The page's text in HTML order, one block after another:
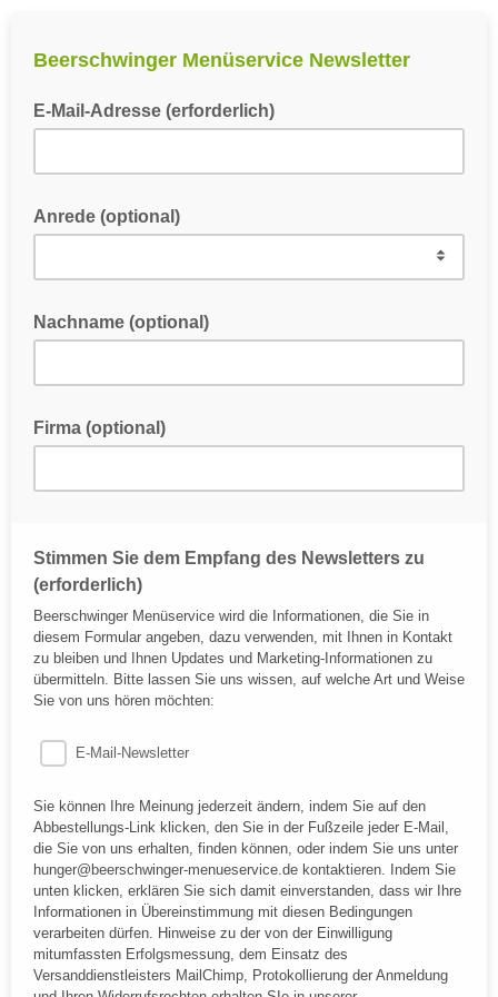
Beerschwinger Menüservice Newsletter
E-Mail-Adresse (erforderlich)
Anrede (optional)
Nachname (optional)
Firma (optional)
Stimmen Sie dem Empfang des Newsletters zu
(erforderlich)
Beerschwinger Menüservice wird die Informationen, die Sie in
diesem Formular angeben, dazu verwenden, mit Ihnen in Kontakt
zu bleiben und Ihnen Updates und Marketing-Informationen zu
übermitteln. Bitte lassen Sie uns wissen, auf welche Art und Weise
Sie von uns hören möchten:
E-Mail-Newsletter
Sie können Ihre Meinung jederzeit ändern, indem Sie auf den
Abbestellungs-Link klicken, den Sie in der Fußzeile jeder E-Mail,
die Sie von uns erhalten, finden können, oder indem Sie uns unter
hunger@beerschwinger-menueservice.de kontaktieren. Indem Sie
unten klicken, erklären Sie sich damit einverstanden, dass wir Ihre
Informationen in Übereinstimmung mit diesen Bedingungen
verarbeiten dürfen. Hinweise zu der von der Einwilligung
mitumfassten Erfolgsmessung, dem Einsatz des
Versanddienstleisters MailChimp, Protokollierung der Anmeldung